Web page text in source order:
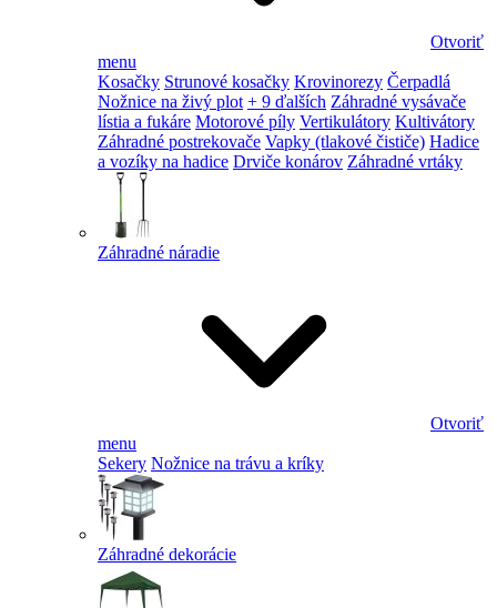
Otvoriť
menu
Kosačky Strunové kosačky Krovinorezy Čerpadlá
Nožnice na živý plot + 9 ďalších Záhradné vysávače
lístia a fukáre Motorové píly Vertikulátory Kultivátory
Záhradné postrekovače Vapky (tlakové čističe) Hadice
a vozíky na hadice Drviče konárov Záhradné vrtáky
Záhradné náradie
Otvoriť
menu
Sekery Nožnice na trávu a kríky
Záhradné dekorácie